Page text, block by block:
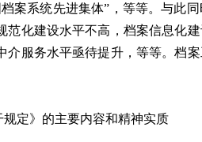
案系统先进集体”，等等。与此
范化建设水平不高，档案信息化
介服务水平亟待提升，等等。档
定》的主要内容和精神实质